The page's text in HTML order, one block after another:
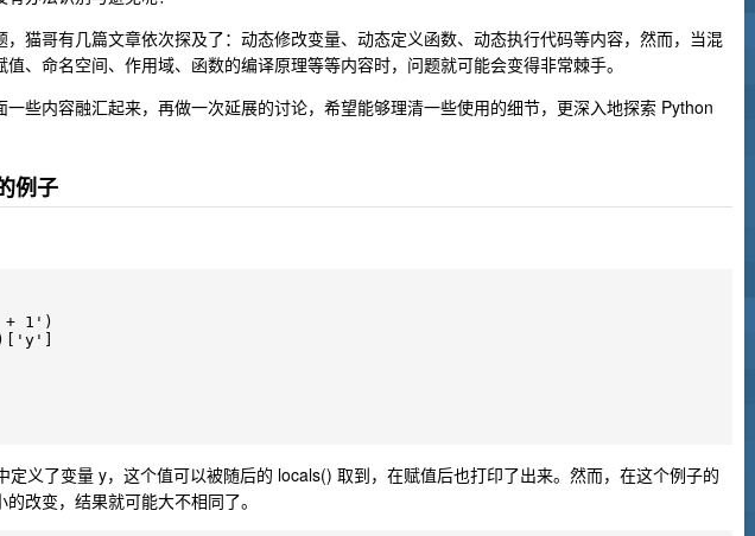
，猫哥有几篇文章依次探及了：动态修改变量、动态定义函数、动态执行代码等内容，然而，当混
、命名空间、作用域、函数的编译原理等等内容时，问题就可能会变得非常棘手。
一些内容融汇起来，再做一次延展的讨论，希望能够理清一些使用的细节，更深入地探索 Python
例子
定义了变量 y，这个值可以被随后的 locals() 取到，在赋值后也打印了出来。然而，在这个例子的
改变，结果就可能大不相同了。